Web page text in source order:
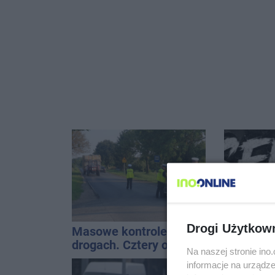
Masowe kontrole na
drogach. Cztery osoby
prowadziły po alkoholu
Sen o
utwór
Drogi
Na naszej stronie
informacje na